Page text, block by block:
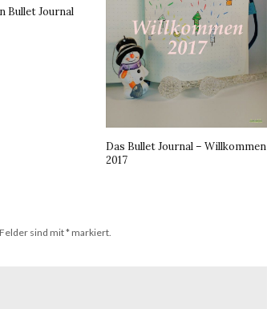
Bullet Journal
Das Bullet Journal – Willkommen
2017
sind mit*markiert.